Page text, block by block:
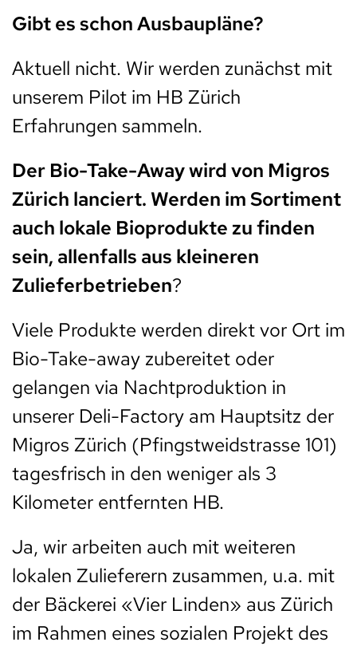
Gibt es schon Ausbaupläne?
Aktuell nicht. Wir werden zunächst mit
unserem Pilot im HB Zürich
Erfahrungen sammeln.
Der Bio-Take-Away wird von Migros
Zürich lanciert. Werden im Sortiment
auch lokale Bioprodukte zu finden
sein, allenfalls aus kleineren
Zulieferbetrieben?
Viele Produkte werden direkt vor Ort im
Bio-Take-away zubereitet oder
gelangen via Nachtproduktion in
unserer Deli-Factory am Hauptsitz der
Migros Zürich (Pfingstweidstrasse 101)
tagesfrisch in den weniger als 3
Kilometer entfernten HB.
Ja, wir arbeiten auch mit weiteren
lokalen Zulieferern zusammen, u.a. mit
der Bäckerei «Vier Linden» aus Zürich
im Rahmen eines sozialen Projekt des